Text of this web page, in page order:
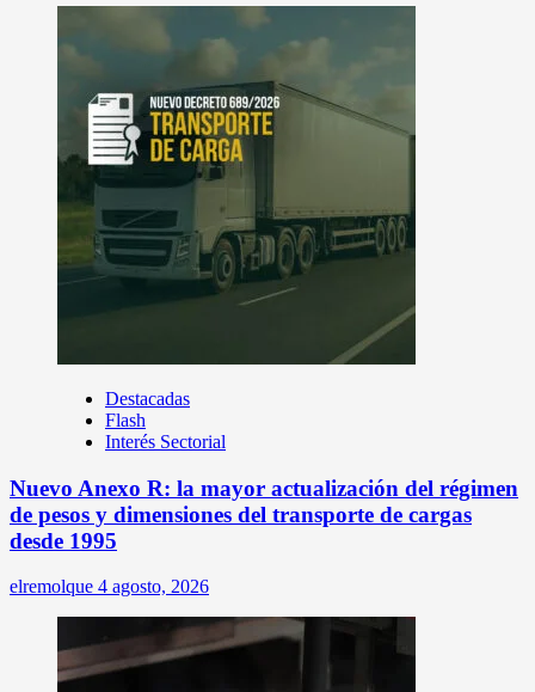
Destacadas
Flash
Interés Sectorial
Nuevo Anexo R: la mayor actualización del régimen
de pesos y dimensiones del transporte de cargas
desde 1995
elremolque 4 agosto, 2026